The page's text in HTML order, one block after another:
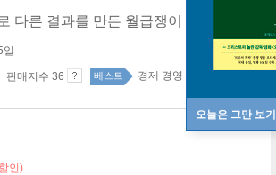
오늘은 그만 보기
다른 결과를 만든 월급쟁이 부자들의 비밀
판매지수 36 베스트 경제 경영 top100 1주
인)